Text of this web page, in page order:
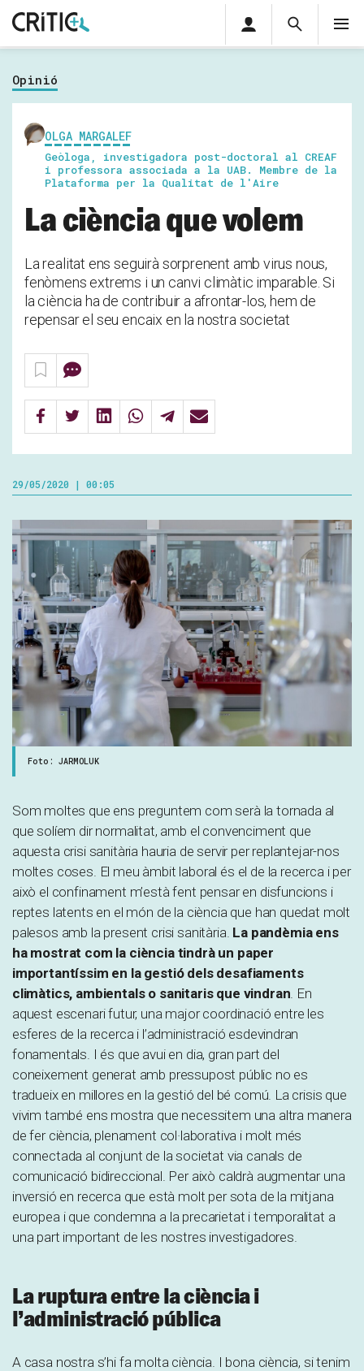
Cerca
Cerca
privada
Inicia sessió
Opinió
OLGA MARGALEF
Geòloga, investigadora post-doctoral al CREAF
i professora associada a la UAB. Membre de la
Plataforma per la Qualitat de l'Aire
La ciència que volem
La realitat ens seguirà sorprenent amb virus nous,
fenòmens extrems i un canvi climàtic imparable. Si
la ciència ha de contribuir a afrontar-los, hem de
repensar el seu encaix en la nostra societat
29/05/2020 | 00:05
Foto: JARMOLUK
Som moltes que ens preguntem com serà la tornada al
que solíem dir normalitat, amb el convenciment que
aquesta crisi sanitària hauria de servir per replantejar-nos
moltes coses. El meu àmbit laboral és el de la recerca i per
això el confinament m’està fent pensar en disfuncions i
reptes latents en el món de la ciència que han quedat molt
palesos amb la present crisi sanitària. La pandèmia ens
ha mostrat com la ciència tindrà un paper
importantíssim en la gestió dels desafiaments
climàtics, ambientals o sanitaris que vindran . En
aquest escenari futur, una major coordinació entre les
esferes de la recerca i l’administració esdevindran
fonamentals. I és que avui en dia, gran part del
coneixement generat amb pressupost públic no es
tradueix en millores en la gestió del bé comú. La crisis que
vivim també ens mostra que necessitem una altra manera
de fer ciència, plenament col·laborativa i molt més
connectada al conjunt de la societat via canals de
comunicació bidireccional. Per això caldrà augmentar una
inversió en recerca que està molt per sota de la mitjana
europea i que condemna a la precarietat i temporalitat a
una part important de les nostres investigadores.
La ruptura entre la ciència i
l’administració pública
A casa nostra s’hi fa molta ciència. I bona ciència, si tenim